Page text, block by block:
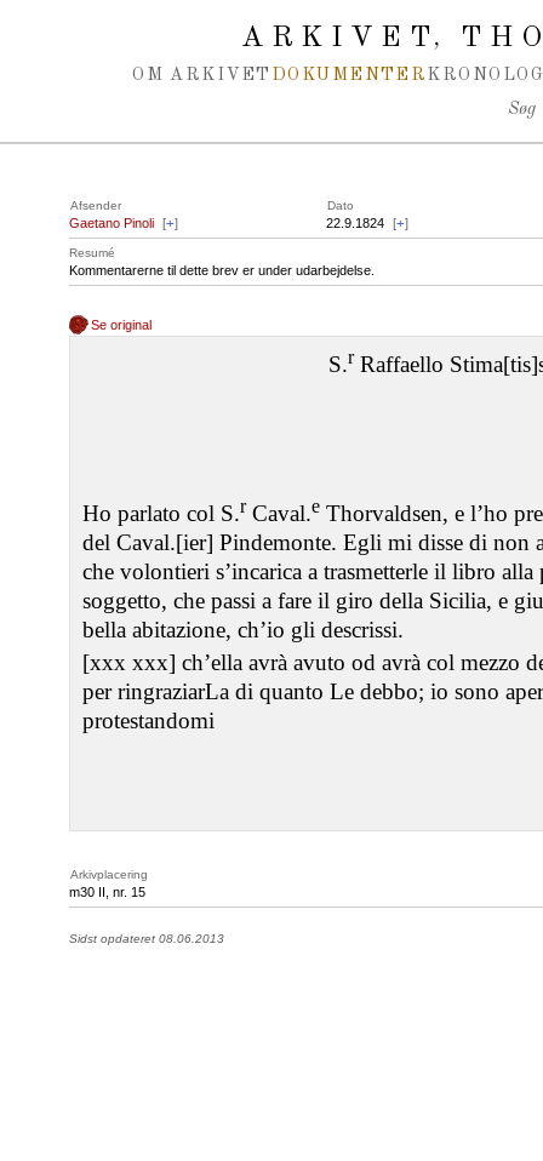
ARKIVET,
OM ARKIVET DOKUMENTER
Søg
Afsender Dato
Gaetano Pinoli [+] 22.9.1824 [+]
Resumé
Kommentarerne til dette brev er under udarbejdelse.
Se original
S.rRaffaello
Ho parlato col S.rCaval.e Thorvaldsen, e l’ho
del Caval.[ier] Pindemonte. Egli mi disse di non
che volontieri s’incarica a trasmetterle il libro
soggetto, che passi a fare il giro della Sicilia, e
bella abitazione, ch’io gli descrissi.
[xxx xxx] ch’ella avrà avuto od avrà col mezzo
per ringraziarLa di quanto Le debbo; io sono
protestandomi
Arkivplacering
m30 II, nr. 15
Sidst opdateret 08.06.2013